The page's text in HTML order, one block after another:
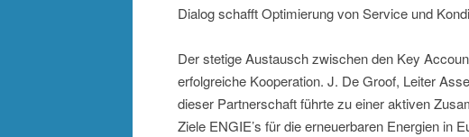
Dialog schafft Optimierung von Service und
Der stetige Austausch zwischen den Key
erfolgreiche Kooperation. J. De Groof, Leiter
dieser Partnerschaft führte zu einer aktiven
Ziele ENGIE’s für die erneuerbaren Energien in